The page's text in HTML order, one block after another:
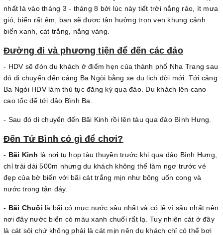
nhất là vào tháng 3 - tháng 8 bởi lúc này tiết trời nắng ráo, ít mưa
gió, biển rất êm, bạn sẽ được tận hưởng trọn vẹn khung cảnh
biển xanh, cát trắng, nắng vàng.
Đường đi và phương tiện để đến các đảo
- HDV sẽ đón du khách ở điểm hẹn của thành phố Nha Trang sau
đó di chuyển đến cảng Ba Ngòi bằng xe du lịch đời mới. Tới cảng
Ba Ngòi HDV làm thủ tục đăng ký qua đảo. Du khách lên cano
cao tốc để tới đảo Bình Ba.
- Sau đó di chuyển đến Bãi Kinh rồi lên tàu qua đảo Bình Hưng.
Đến Tứ Bình có gì để chơi?
- Bãi Kinh là nơi tụ họp tàu thuyền trước khi qua đảo Bình Hưng,
chỉ trải dài 500m nhưng du khách không thể làm ngơ trước vẻ
đẹp của bờ biển với bãi cát trắng mịn như bông uốn cong và
nước trong tận đáy.
- Bãi Chuối là bãi có mực nước sâu nhất và có lẽ vì sâu nhất nên
nơi đây nước biển có màu xanh chuối rất lạ. Tuy nhiên cát ở đây
là cát sỏi chứ không phải là cát mịn nên du khách chỉ có thể bơi